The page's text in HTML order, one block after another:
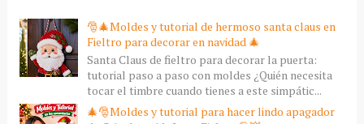
🎅🎄Moldes y tutorial de hermoso santa claus en
Fieltro para decorar en navidad 🎄
Santa Claus de fieltro para decorar la puerta:
tutorial paso a paso con moldes ¿Quién necesita
tocar el timbre cuando tienes a este simpátic...
🎄🎅Moldes y tutorial para hacer lindo apagador